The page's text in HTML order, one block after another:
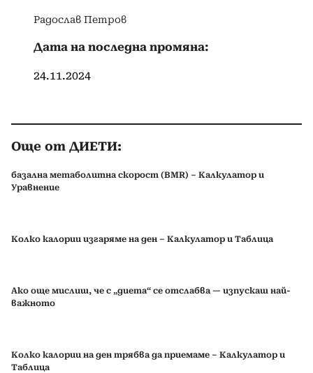
Радослав Петров
Дата на последна промяна:
24.11.2024
Още от ДИЕТИ:
базална метаболитна скорост (BMR) – Калкулатор и
Уравнение
Колко калории изгаряме на ден – Калкулатор и Таблица
Ако още мислиш, че с „диета“ се отслабва — изпускаш най-
важното
Колко калории на ден трябва да приемаме – Калкулатор и
Таблица